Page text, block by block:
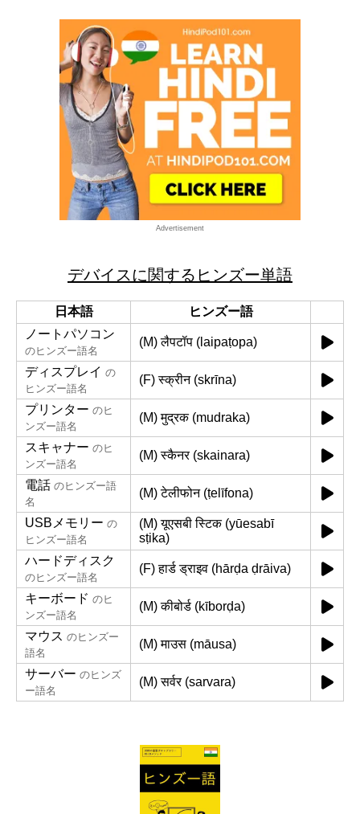
Advertisement
デバイスに関するヒンズー単語
日本語
ヒンズー語
ノートパソコン
のヒンズー語名
(M) लैपटॉप (laipaṭopa)
ディスプレイ の
ヒンズー語名
(F) स्क्रीन (skrīna)
プリンター のヒ
ンズー語名
(M) मुद्रक (mudraka)
スキャナー のヒ
ンズー語名
(M) स्कैनर (skainara)
電話 のヒンズー語
名
(M) टेलीफोन (ṭelīfona)
USBメモリー の
ヒンズー語名
(M) यूएसबी स्टिक (yūesabī
sṭika)
ハードディスク
のヒンズー語名
(F) हार्ड ड्राइव (hārḍa ḍrāiva)
キーボード のヒ
ンズー語名
(M) कीबोर्ड (kīborḍa)
マウス のヒンズー
語名
(M) माउस (māusa)
サーバー のヒンズ
ー語名
(M) सर्वर (sarvara)